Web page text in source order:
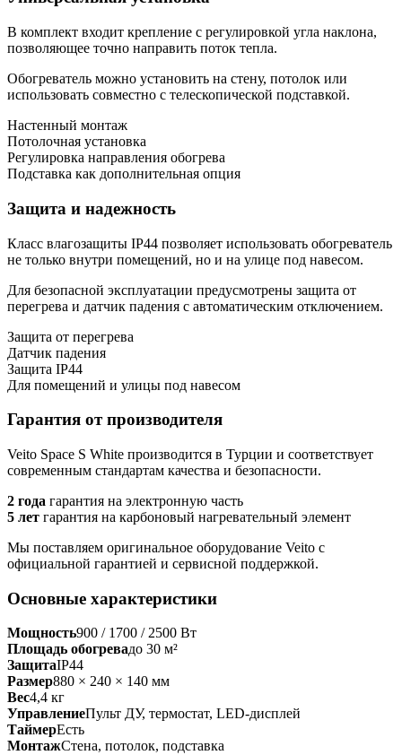
В комплект входит крепление с регулировкой угла наклона,
позволяющее точно направить поток тепла.
Обогреватель можно установить на стену, потолок или
использовать совместно с телескопической подставкой.
Настенный монтаж
Потолочная установка
Регулировка направления обогрева
Подставка как дополнительная опция
Защита и надежность
Класс влагозащиты IP44 позволяет использовать обогреватель
не только внутри помещений, но и на улице под навесом.
Для безопасной эксплуатации предусмотрены защита от
перегрева и датчик падения с автоматическим отключением.
Защита от перегрева
Датчик падения
Защита IP44
Для помещений и улицы под навесом
Гарантия от производителя
Veito Space S White производится в Турции и соответствует
современным стандартам качества и безопасности.
2 года гарантия на электронную часть
5 лет гарантия на карбоновый нагревательный элемент
Мы поставляем оригинальное оборудование Veito с
официальной гарантией и сервисной поддержкой.
Основные характеристики
Мощность900 / 1700 / 2500 Вт
Площадь обогревадо 30 м²
ЗащитаIP44
Размер880 × 240 × 140 мм
Вес4,4 кг
УправлениеПульт ДУ, термостат, LED-дисплей
ТаймерЕсть
МонтажСтена, потолок, подставка